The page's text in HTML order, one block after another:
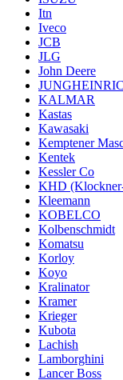
Itn
Iveco
JCB
JLG
John Deere
KALMAR
Kastas
Kawasaki
Kemptener
Kentek
Kessler Co
KHD
Kleemann
KOBELCO
Kolbenschmidt
Komatsu
Korloy
Koyo
Kralinator
Kramer
Krieger
Kubota
Lachish
Lamborghini
Lancer Boss